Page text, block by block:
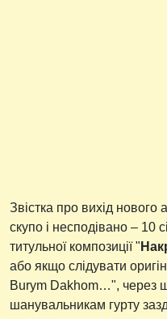
Звістка про вихід
скупо і несподівано – 10
титульної композиції "
або якщо слідувати
Burym Dakhom…", через
шанувальникам гурту